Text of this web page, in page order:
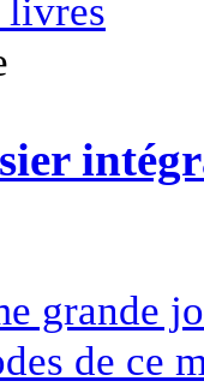
livres
grande
de ce